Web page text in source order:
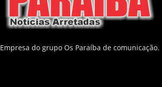
Empresa do grupo Os Paraíba de comunicação.